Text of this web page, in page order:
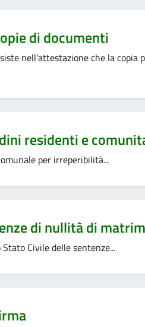
di documenti
nell'attestazione che la copia
residenti e
per irreperibilità...
di nullità di
Civile delle sentenze...